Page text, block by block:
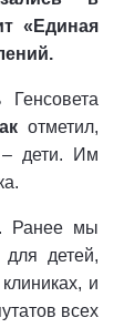
«Единая
отметил,
– дети. Им
Ранее мы
детей,
и
всех